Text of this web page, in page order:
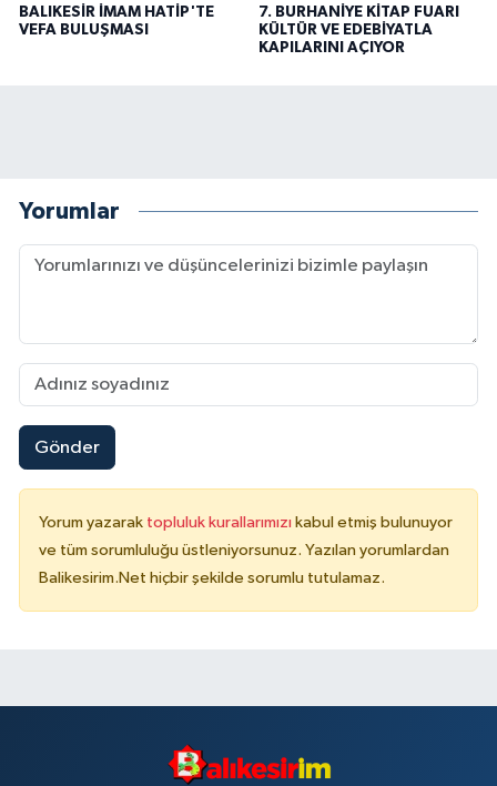
BALIKESİR İMAM HATİP'TE
VEFA BULUŞMASI
7. BURHANİYE KİTAP FUARI
KÜLTÜR VE EDEBİYATLA
KAPILARINI AÇIYOR
Yorumlar
Gönder
Yorum yazarak topluluk kurallarımızı kabul etmiş bulunuyor
ve tüm sorumluluğu üstleniyorsunuz. Yazılan yorumlardan
Balikesirim.Net hiçbir şekilde sorumlu tutulamaz.